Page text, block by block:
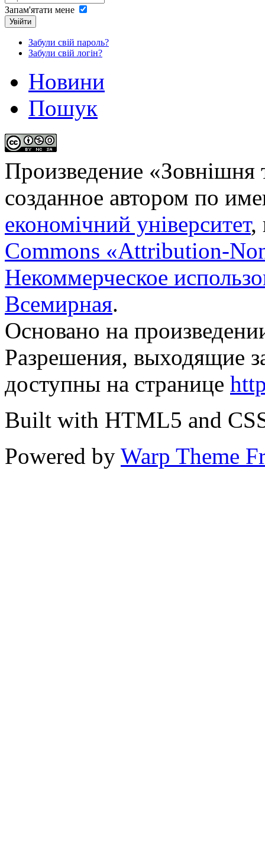
Запам'ятати мене
Увійти
Забули свій пароль?
Забули свій логін?
Новини
Пошук
Произведение «Зовнішня
созданное автором по
економічний університет,
Commons «Attribution-
Некоммерческое
Всемирная.
Основано на
Разрешения, выходящие
доступны на странице
Built with HTML5 and
Powered by Warp Theme